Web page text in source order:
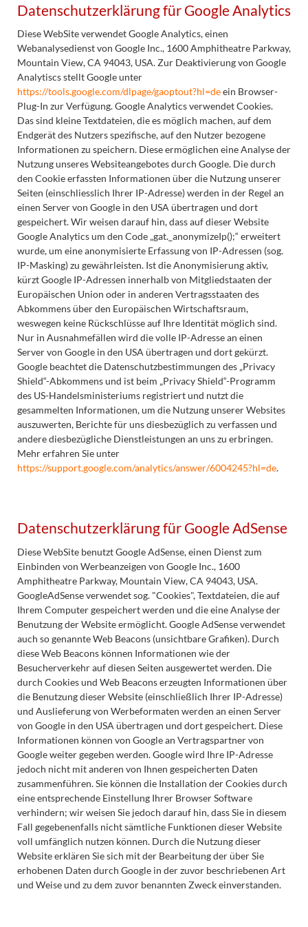
Datenschutzerklärung für Google Analytics
Diese WebSite verwendet Google Analytics, einen
Webanalysedienst von Google Inc., 1600 Amphitheatre Parkway,
Mountain View, CA 94043, USA. Zur Deaktivierung von Google
Analytiscs stellt Google unter
https://tools.google.com/dlpage/gaoptout?hl=deein Browser-
Plug-In zur Verfügung. Google Analytics verwendet Cookies.
Das sind kleine Textdateien, die es möglich machen, auf dem
Endgerät des Nutzers spezifische, auf den Nutzer bezogene
Informationen zu speichern. Diese ermöglichen eine Analyse der
Nutzung unseres Websiteangebotes durch Google. Die durch
den Cookie erfassten Informationen über die Nutzung unserer
Seiten (einschliesslich Ihrer IP-Adresse) werden in der Regel an
einen Server von Google in den USA übertragen und dort
gespeichert. Wir weisen darauf hin, dass auf dieser Website
Google Analytics um den Code „gat._anonymizeIp();“ erweitert
wurde, um eine anonymisierte Erfassung von IP-Adressen (sog.
IP-Masking) zu gewährleisten. Ist die Anonymisierung aktiv,
kürzt Google IP-Adressen innerhalb von Mitgliedstaaten der
Europäischen Union oder in anderen Vertragsstaaten des
Abkommens über den Europäischen Wirtschaftsraum,
weswegen keine Rückschlüsse auf Ihre Identität möglich sind.
Nur in Ausnahmefällen wird die volle IP-Adresse an einen
Server von Google in den USA übertragen und dort gekürzt.
Google beachtet die Datenschutzbestimmungen des „Privacy
Shield“-Abkommens und ist beim „Privacy Shield“-Programm
des US-Handelsministeriums registriert und nutzt die
gesammelten Informationen, um die Nutzung unserer Websites
auszuwerten, Berichte für uns diesbezüglich zu verfassen und
andere diesbezügliche Dienstleistungen an uns zu erbringen.
Mehr erfahren Sie unter
https://support.google.com/analytics/answer/6004245?hl=de.
Datenschutzerklärung für Google AdSense
Diese WebSite benutzt Google AdSense, einen Dienst zum
Einbinden von Werbeanzeigen von Google Inc., 1600
Amphitheatre Parkway, Mountain View, CA 94043, USA.
GoogleAdSense verwendet sog. "Cookies", Textdateien, die auf
Ihrem Computer gespeichert werden und die eine Analyse der
Benutzung der Website ermöglicht. Google AdSense verwendet
auch so genannte Web Beacons (unsichtbare Grafiken). Durch
diese Web Beacons können Informationen wie der
Besucherverkehr auf diesen Seiten ausgewertet werden. Die
durch Cookies und Web Beacons erzeugten Informationen über
die Benutzung dieser Website (einschließlich Ihrer IP-Adresse)
und Auslieferung von Werbeformaten werden an einen Server
von Google in den USA übertragen und dort gespeichert. Diese
Informationen können von Google an Vertragspartner von
Google weiter gegeben werden. Google wird Ihre IP-Adresse
jedoch nicht mit anderen von Ihnen gespeicherten Daten
zusammenführen. Sie können die Installation der Cookies durch
eine entsprechende Einstellung Ihrer Browser Software
verhindern; wir weisen Sie jedoch darauf hin, dass Sie in diesem
Fall gegebenenfalls nicht sämtliche Funktionen dieser Website
voll umfänglich nutzen können. Durch die Nutzung dieser
Website erklären Sie sich mit der Bearbeitung der über Sie
erhobenen Daten durch Google in der zuvor beschriebenen Art
und Weise und zu dem zuvor benannten Zweck einverstanden.